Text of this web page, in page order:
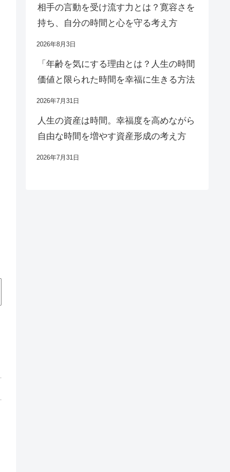
相手の言動を受け流す力とは？寛容さを
持ち、自分の時間と心を守る考え方
2026年8月3日
「年齢を気にする理由とは？人生の時間
価値と限られた時間を幸福に生きる方法
2026年7月31日
人生の資産は時間。幸福度を高めながら
自由な時間を増やす資産形成の考え方
2026年7月31日